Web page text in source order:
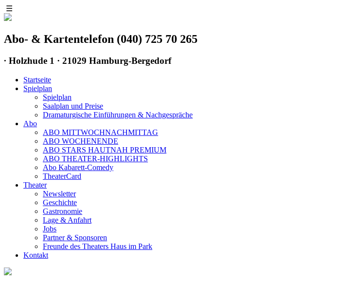
☰
Abo- & Kartentelefon (040) 725 70 265
∙ Holzhude 1 · 21029 Hamburg-Bergedorf
Startseite
Spielplan
Spielplan
Saalplan und Preise
Dramaturgische Einführungen & Nachgespräche
Abo
ABO MITTWOCHNACHMITTAG
ABO WOCHENENDE
ABO STARS HAUTNAH PREMIUM
ABO THEATER-HIGHLIGHTS
Abo Kabarett-Comedy
TheaterCard
Theater
Newsletter
Geschichte
Gastronomie
Lage & Anfahrt
Jobs
Partner & Sponsoren
Freunde des Theaters Haus im Park
Kontakt